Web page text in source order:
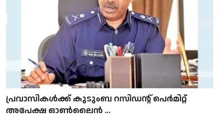
പ്രവാസികള്‍ക്ക് കുടുംബ റസിഡന്റ് പെർമിറ്റ്
അപേക്ഷ ഓൺലൈൻ ...